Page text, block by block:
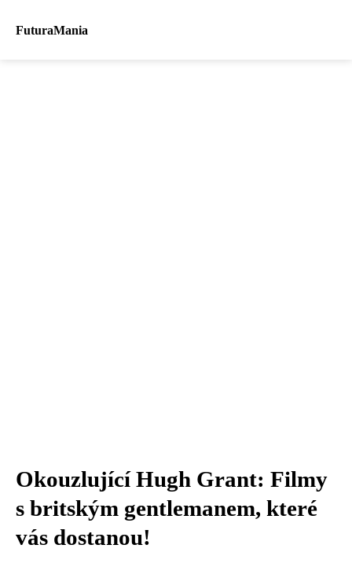
FuturaMania
Okouzlující Hugh Grant: Filmy
s britským gentlemanem, které
vás dostanou!